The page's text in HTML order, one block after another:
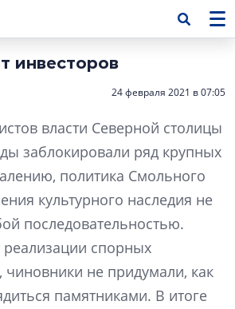
инвесторов
24 февраля 2021 в 07:05
власти Северной столицы
заблокировали ряд крупных
политика Смольного
культурного наследия не
последовательностью.
спорных
чиновники не придумали, как
памятниками. В итоге